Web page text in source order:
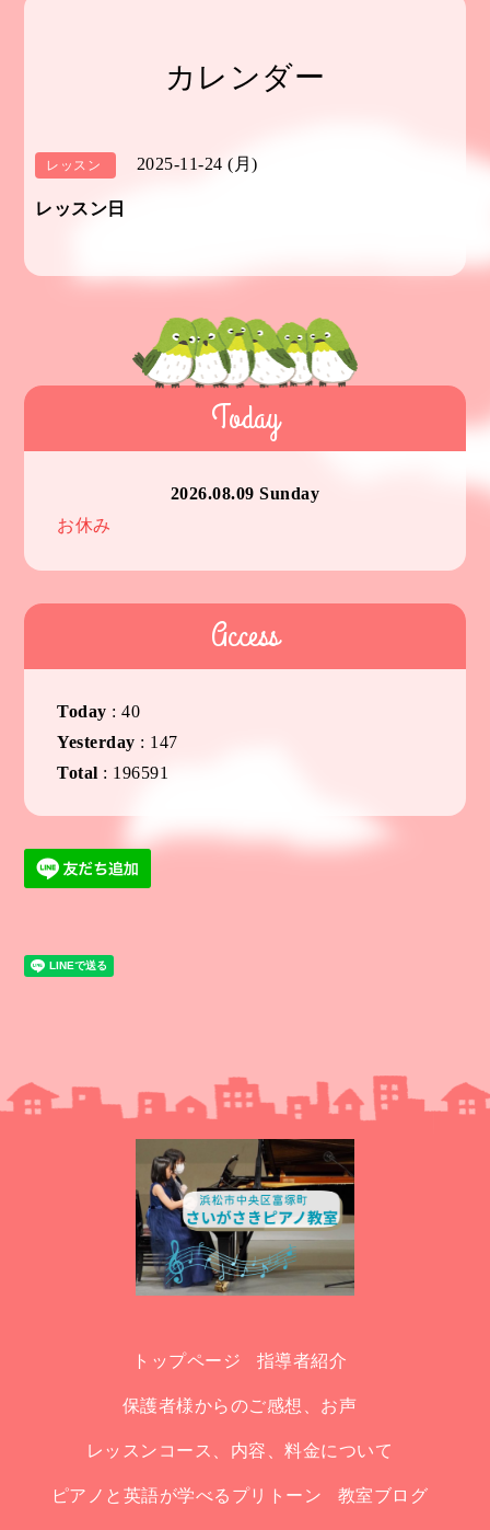
カレンダー
レッスン 2025-11-24 (月)
レッスン日
Today
2026.08.09 Sunday
お休み
Access
Today :40
Yesterday : 147
Total : 196591
トップページ 指導者紹介
保護者様からのご感想、お声
レッスンコース、内容、料金について
ピアノと英語が学べるプリトーン 教室ブログ